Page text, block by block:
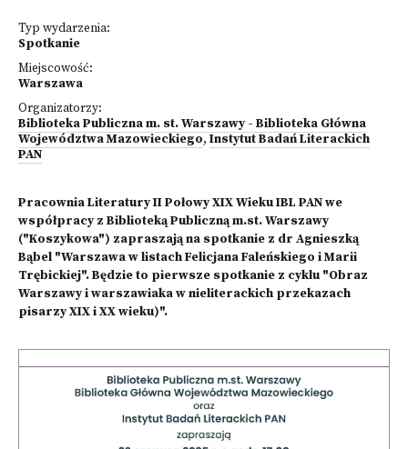
Typ wydarzenia:
Spotkanie
Miejscowość:
Warszawa
Organizatorzy:
Biblioteka Publiczna m. st. Warszawy - Biblioteka Główna
Województwa Mazowieckiego, Instytut Badań Literackich
PAN
Pracownia Literatury II Połowy XIX Wieku IBL PAN we
współpracy z Biblioteką Publiczną m.st. Warszawy
("Koszykowa") zapraszają na spotkanie z dr Agnieszką
Bąbel "Warszawa w listach Felicjana Faleńskiego i Marii
Trębickiej". Będzie to pierwsze spotkanie z cyklu "Obraz
Warszawy i warszawiaka w nieliterackich przekazach
pisarzy XIX i XX wieku)".